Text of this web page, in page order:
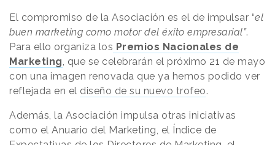
El compromiso de la Asociación es el de impulsar “el
buen marketing como motor del éxito empresarial”.
Para ello organiza los Premios Nacionales de
Marketing, que se celebrarán el próximo 21 de mayo
con una imagen renovada que ya hemos podido ver
reflejada en el diseño de su nuevo trofeo.
Además, la Asociación impulsa otras iniciativas
como el Anuario del Marketing, el Índice de